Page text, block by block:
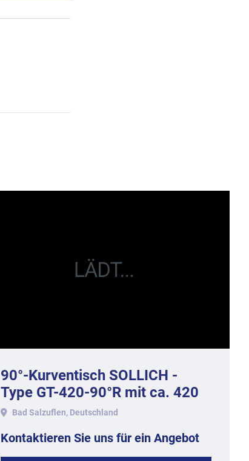
90°-Kurventisch SOLLICH -
Type GT-420-90°R mit ca. 420
mm Arbeitsbreite.
Bad Salzuflen, Deutschland
Kontaktieren Sie uns für ein Angebot